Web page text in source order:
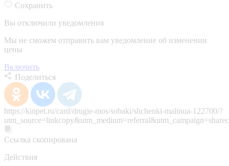
Сохранить
Вы отключили уведомления
Мы не сможем отправить вам уведомление об изменении
цены
Включить
Поделиться
https://kinpet.ru/card/drugie-mos/sobaki/shchenki-malinua-122700/?
Ссылка скопирована
Действия